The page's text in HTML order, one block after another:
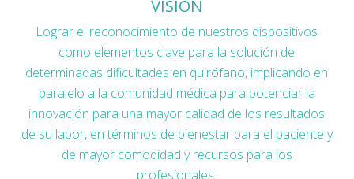
VISIÓN
Lograr el reconocimiento de nuestros dispositivos
como elementos clave para la solución de
determinadas dificultades en quirófano, implicando en
paralelo a la comunidad médica para potenciar la
innovación para una mayor calidad de los resultados
de su labor, en términos de bienestar para el paciente y
de mayor comodidad y recursos para los
profesionales.